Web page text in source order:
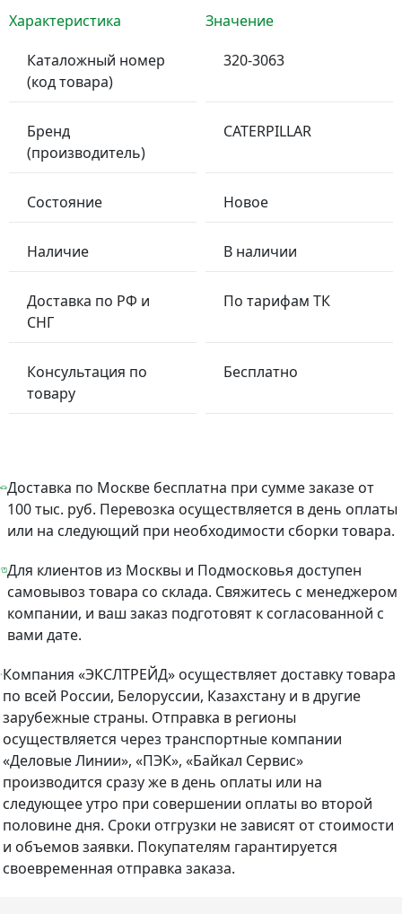
Характеристика
Значение
Каталожный номер
(код товара)
320-3063
Бренд
(производитель)
CATERPILLAR
Состояние Новое
Наличие В наличии
Доставка по РФ и
СНГ
По тарифам ТК
Консультация по
товару
Бесплатно
Доставка по Москве бесплатна при сумме заказе от
100 тыс. руб. Перевозка осуществляется в день оплаты
или на следующий при необходимости сборки товара.
Для клиентов из Москвы и Подмосковья доступен
самовывоз товара со склада. Свяжитесь с менеджером
компании, и ваш заказ подготовят к согласованной с
вами дате.
Компания «ЭКСЛТРЕЙД» осуществляет доставку товара
по всей России, Белоруссии, Казахстану и в другие
зарубежные страны. Отправка в регионы
осуществляется через транспортные компании
«Деловые Линии», «ПЭК», «Байкал Сервис»
производится сразу же в день оплаты или на
следующее утро при совершении оплаты во второй
половине дня. Сроки отгрузки не зависят от стоимости
и объемов заявки. Покупателям гарантируется
своевременная отправка заказа.